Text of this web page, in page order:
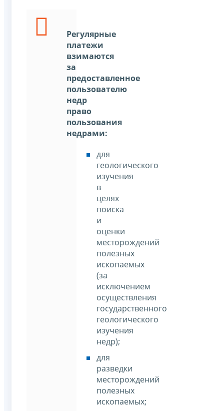
Регулярные
платежи
взимаются
за
предоставленное
пользователю
недр
право
пользования
недрами:
для
геологического
изучения
в
целях
поиска
и
оценки
месторождений
полезных
ископаемых
(за
исключением
осуществления
государственного
геологического
изучения
недр);
для
разведки
месторождений
полезных
ископаемых;